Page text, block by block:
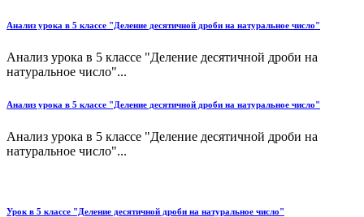
Анализ урока в 5 классе "Деление десятичной дроби на натуральное число"
Анализ урока в 5 классе "Деление десятичной дроби на
натуральное число"...
Анализ урока в 5 классе "Деление десятичной дроби на натуральное число"
Анализ урока в 5 классе "Деление десятичной дроби на
натуральное число"...
Урок в 5 классе "Деление десятичной дроби на натуральное число"